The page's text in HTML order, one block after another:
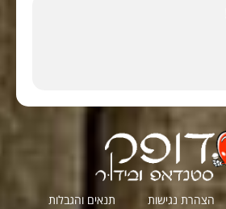
הצהרת נגישות תנאים והגבלות